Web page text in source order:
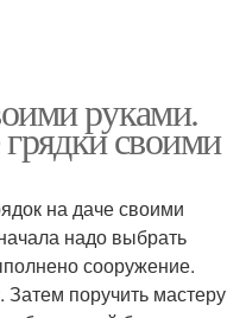
руками.
своими
на даче своими
надо выбрать
сооружение.
поручить мастеру